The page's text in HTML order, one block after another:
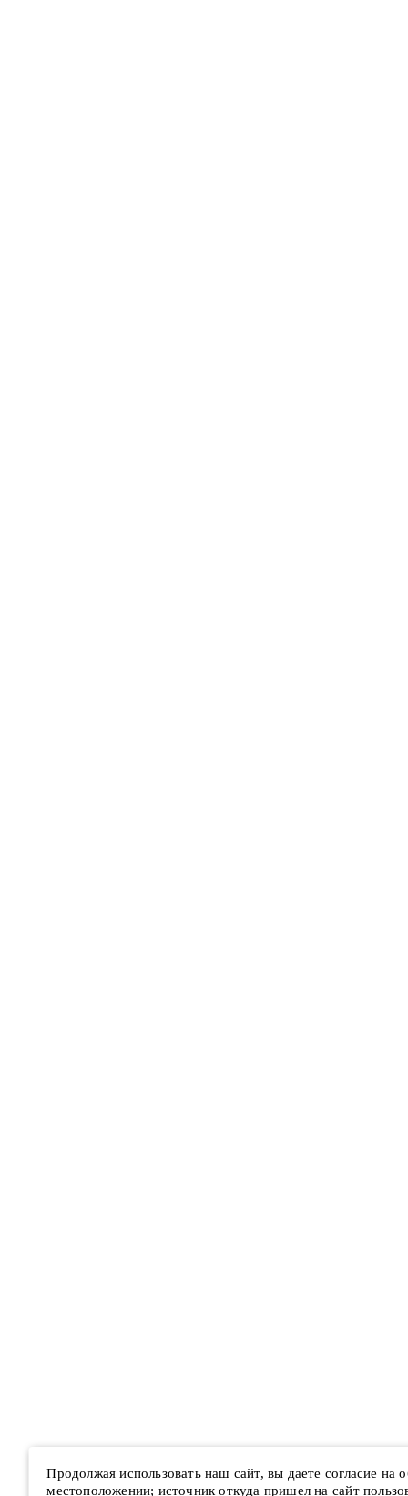
Продолжая использовать наш сайт, вы даете согласие на
местоположении; источник откуда пришел на сайт